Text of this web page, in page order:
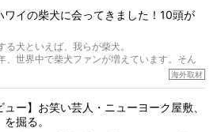
れぞれの個体を見ていくと、丈夫で病気にも
とは言えないような気もするのです。
にならない」などということはないし、飼い
にやるべきことがある。
に関わる方たちすべてに読んで欲しい、ある
ワイの柴犬に会ってきました！10頭が
る犬といえば、我らが柴犬。
、世界中で柴犬ファンが増えています。そん
イフ」が目をつけたのは、南の楽園ハワイ。
きつけ、今回はハワイの柴犬たちを取材して
海外取材
ュー】お笑い芸人・ニューヨーク屋敷、
を掘る。